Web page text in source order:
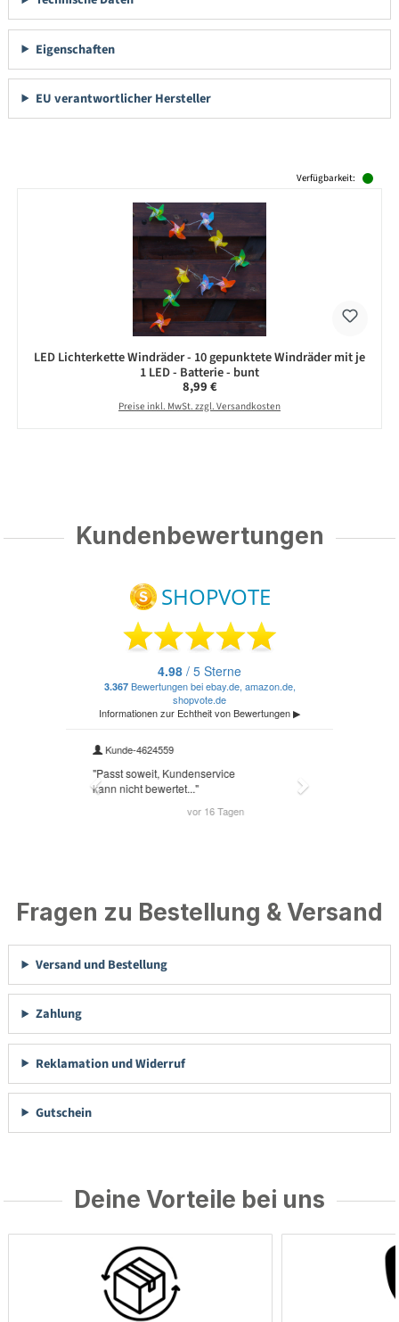
Eigenschaften
EU verantwortlicher Hersteller
Verfügbarkeit:
LED Lichterkette Windräder - 10 gepunktete Windräder mit je
1 LED - Batterie - bunt
Regulärer Preis:
8,99 €
Preise inkl. MwSt. zzgl. Versandkosten
Kundenbewertungen
Fragen zu Bestellung & Versand
Versand und Bestellung
Zahlung
Reklamation und Widerruf
Gutschein
Deine Vorteile bei uns